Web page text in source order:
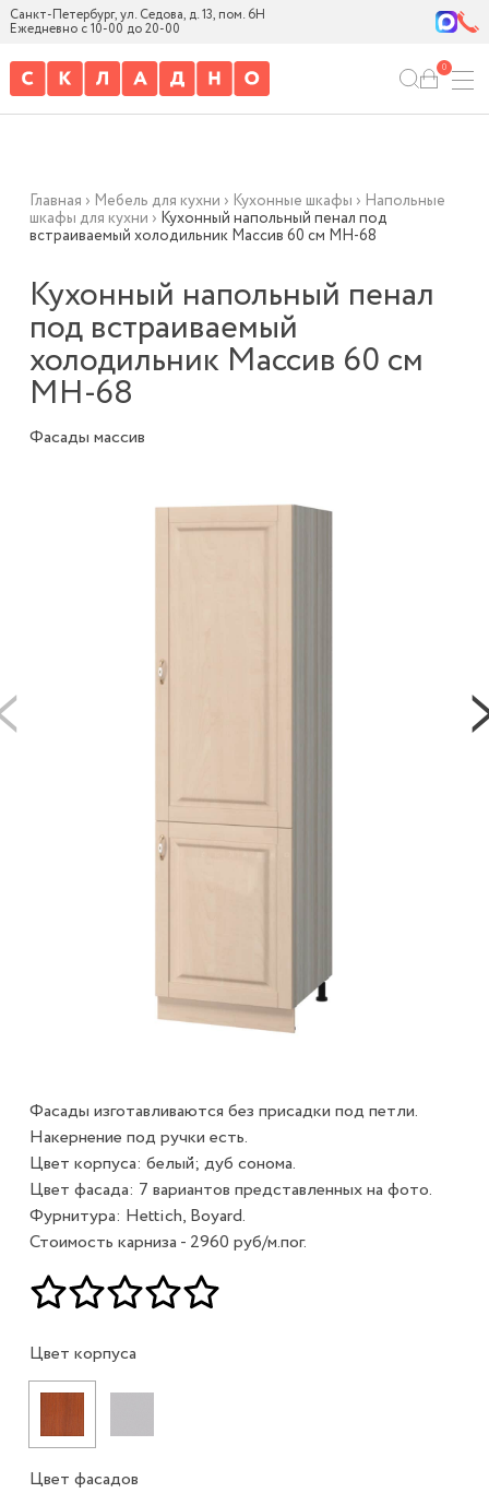
Санкт-Петербург, ул. Седова, д. 13, пом. 6Н
Ежедневно с 10-00 до 20-00
0
Главная › Мебель для кухни › Кухонные шкафы › Напольные
шкафы для кухни › Кухонный напольный пенал под
встраиваемый холодильник Массив 60 см МН-68
Кухонный напольный пенал
под встраиваемый
холодильник Массив 60 см
МН-68
Фасады массив
Фасады изготавливаются без присадки под петли.
Накернение под ручки есть.
Цвет корпуса: белый; дуб сонома.
Цвет фасада: 7 вариантов представленных на фото.
Фурнитура: Hettich, Boyard.
Стоимость карниза - 2960 руб/м.пог.
Цвет корпуса
Цвет фасадов